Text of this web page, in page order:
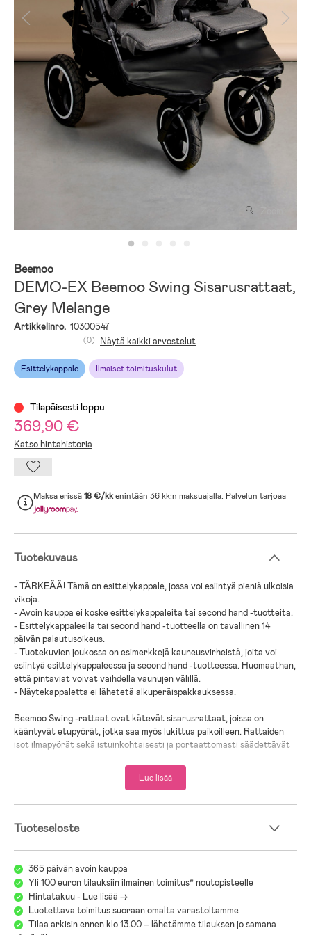
Beemoo
DEMO-EX Beemoo Swing Sisarusrattaat,
Grey Melange
Artikkelinro. 10300547
Esittelykappale Ilmaiset toimituskulut
(0) Näytä kaikki arvostelut
Tilapäisesti loppu
369,90 €
Katso hintahistoria
Maksa erissä18 €/kkenintään 36 kk:n maksuajalla. Palvelun tarjoaa
.
Tuotekuvaus
- TÄRKEÄÄ! Tämä on esittelykappale, jossa voi esiintyä pieniä ulkoisia
vikoja.
- Avoin kauppa ei koske esittelykappaleita tai second hand -tuotteita.
- Esittelykappaleella tai second hand -tuotteella on tavallinen 14
päivän palautusoikeus.
- Tuotekuvien joukossa on esimerkkejä kauneusvirheistä, joita voi
esiintyä esittelykappaleessa ja second hand -tuotteessa. Huomaathan,
että pintaviat voivat vaihdella vaunujen välillä.
- Näytekappaletta ei lähetetä alkuperäispakkauksessa.
Beemoo Swing -rattaat ovat kätevät sisarusrattaat, joissa on
kääntyvät etupyörät, jotka saa myös lukittua paikoilleen. Rattaiden
isot ilmapyörät sekä istuinkohtaisesti ja portaattomasti säädettävät
säädettävissä työntäjälle sopivaksi, mikä tekee rattaiden käytöstä
myös hänelle mukavaa. Isokokoiset kuomut antavat erinomaisen
varten ja pysyvät kokoontaitettuina kuljetuslukon avulla.
Erikseen myytävän vaunukopan avulla rattaita voi käyttää jo
vastasyntyneestä.
- Pehmustetut 5-pistevaljaat.
- Kuljetuslukko.
- Tilavat tavarakorit.
- Turvakaaret.
Lue lisää
Tuoteseloste
365 päivän avoin kauppa
Yli 100 euron tilauksiin ilmainen toimitus* noutopisteelle
Hintatakuu - Lue lisää ->
Luotettava toimitus suoraan omalta varastoltamme
Tilaa arkisin ennen klo 13.00 – lähetämme tilauksen jo samana